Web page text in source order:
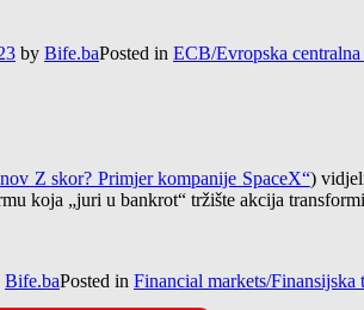
by Bife.baPosted in ECB/Evropska centralna
Z skor? Primjer kompanije SpaceX“)
koja „juri u bankrot“ tržište akcija
Bife.baPosted in Financial markets/Finansijska